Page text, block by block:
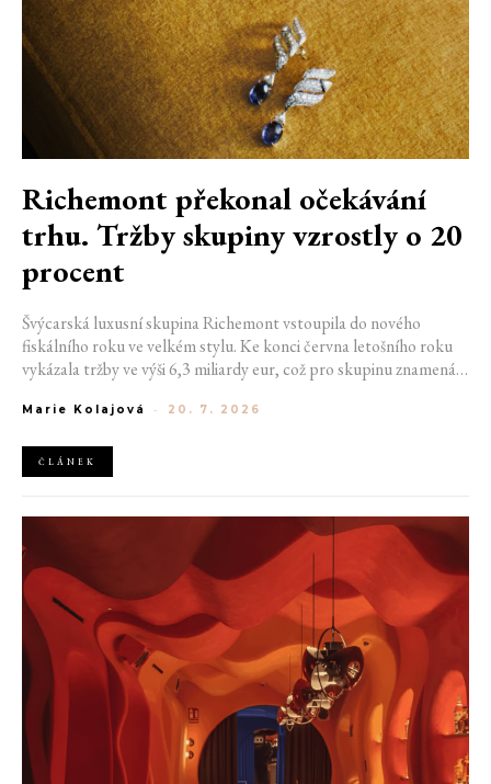
Richemont překonal očekávání
trhu. Tržby skupiny vzrostly o 20
procent
Švýcarská luxusní skupina Richemont vstoupila do nového
fiskálního roku ve velkém stylu. Ke konci června letošního roku
vykázala tržby ve výši 6,3 miliardy eur, což pro skupinu znamená
luxusním zůstává i přes přetrvávající ekonomickou nejistotu
Marie Kolajová - 20. 7. 2026
ČLÁNEK